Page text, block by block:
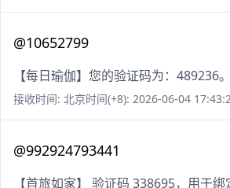
@10652799
【每日瑜伽】您的验证码为：489236。
接收时间: 北京时间(+8): 2026-06-04
@992924793441
【首旅如家】 验证码 338695，用于